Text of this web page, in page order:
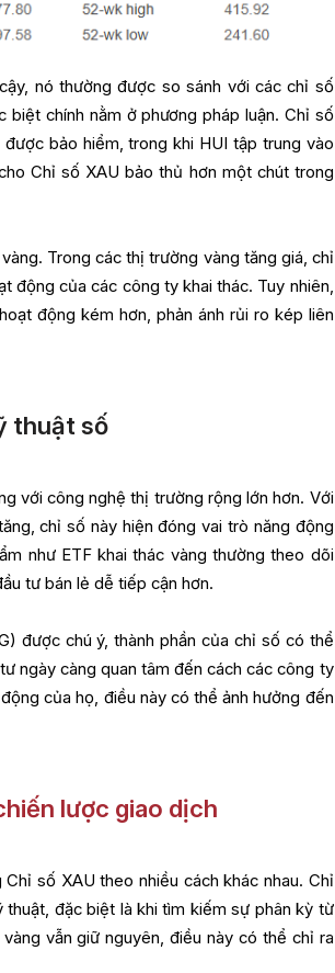
nó thường được so sánh với các chỉ số
biệt chính nằm ở phương pháp luận. Chỉ số
bảo hiểm, trong khi HUI tập trung vào
Chỉ số XAU bảo thủ hơn một chút trong
Trong các thị trường vàng tăng giá, chỉ
động của các công ty khai thác. Tuy nhiên,
động kém hơn, phản ánh rủi ro kép liên
thuật số
với công nghệ thị trường rộng lớn hơn. Với
chỉ số này hiện đóng vai trò năng động
như ETF khai thác vàng thường theo dõi
tư bán lẻ dễ tiếp cận hơn.
được chú ý, thành phần của chỉ số có thể
ngày càng quan tâm đến cách các công ty
của họ, điều này có thể ảnh hưởng đến
lược giao dịch
số XAU theo nhiều cách khác nhau. Chỉ
đặc biệt là khi tìm kiếm sự phân kỳ từ
vẫn giữ nguyên, điều này có thể chỉ ra